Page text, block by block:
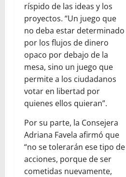
ríspido de las ideas y los
proyectos. “Un juego que
no deba estar determinado
por los flujos de dinero
opaco por debajo de la
mesa, sino un juego que
permite a los ciudadanos
votar en libertad por
quienes ellos quieran”.
Por su parte, la Consejera
Adriana Favela afirmó que
“no se tolerarán ese tipo de
acciones, porque de ser
cometidas nuevamente,